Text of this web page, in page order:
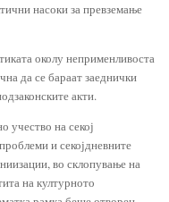
насоки за превземање
околу неприменливоста
да се бараат заеднички
акти.
учество на секој
и секојдневните
во склопување на
на културното